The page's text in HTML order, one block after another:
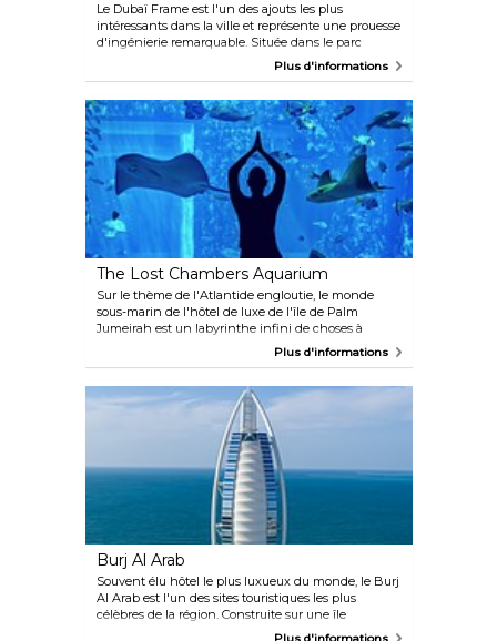
Le Dubaï Frame est l'un des ajouts les plus
intéressants dans la ville et représente une prouesse
d'ingénierie remarquable. Située dans le parc
Zabeel, la structure imposante offre une vue
les plus étonnantes est le pont en verre transparent
ultramoderne qui relie les tours verticales parallèles
pour créer la forme d'un cadre photo, un excellent
endroit pour les selfies.
Plus d'informations
The Lost Chambers Aquarium
Sur le thème de l'Atlantide engloutie, le monde
sous-marin de l'hôtel de luxe de l'île de Palm
Jumeirah est un labyrinthe infini de choses à
découvrir, habité par de fascinantes créatures
aquarium plutôt petit, mais il vaut vraiment le
détour.
Plus d'informations
Burj Al Arab
Souvent élu hôtel le plus luxueux du monde, le Burj
Al Arab est l'un des sites touristiques les plus
célèbres de la région. Construite sur une île
artificielle triangulaire, la structure ondulante en